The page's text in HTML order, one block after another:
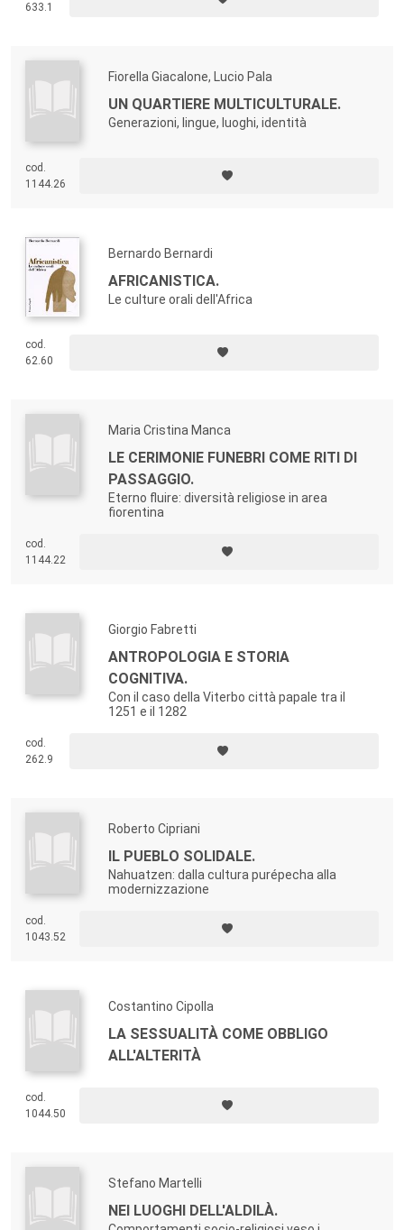
633.1
Fiorella Giacalone, Lucio Pala
UN QUARTIERE MULTICULTURALE.
Generazioni, lingue, luoghi, identità
cod.
1144.26
Bernardo Bernardi
AFRICANISTICA.
Le culture orali dell'Africa
cod.
62.60
Maria Cristina Manca
LE CERIMONIE FUNEBRI COME RITI DI
PASSAGGIO.
Eterno fluire: diversità religiose in area
fiorentina
cod.
1144.22
Giorgio Fabretti
ANTROPOLOGIA E STORIA
COGNITIVA.
Con il caso della Viterbo città papale tra il
1251 e il 1282
cod.
262.9
Roberto Cipriani
IL PUEBLO SOLIDALE.
Nahuatzen: dalla cultura purépecha alla
modernizzazione
cod.
1043.52
Costantino Cipolla
LA SESSUALITÀ COME OBBLIGO
ALL'ALTERITÀ
cod.
1044.50
Stefano Martelli
NEI LUOGHI DELL'ALDILÀ.